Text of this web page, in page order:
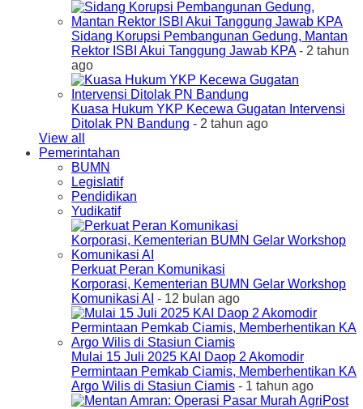
Sidang Korupsi Pembangunan Gedung, Mantan
Rektor ISBI Akui Tanggung Jawab KPA- 2 tahun
ago
Kuasa Hukum YKP Kecewa Gugatan Intervensi
Ditolak PN Bandung - 2 tahun ago
View all
Pemerintahan
BUMN
Legislatif
Pendidikan
Yudikatif
Perkuat Peran Komunikasi
Korporasi, Kementerian BUMN Gelar Workshop
Komunikasi AI - 12 bulan ago
Mulai 15 Juli 2025 KAI Daop 2 Akomodir
Permintaan Pemkab Ciamis, Memberhentikan KA
Argo Wilis di Stasiun Ciamis - 1 tahun ago